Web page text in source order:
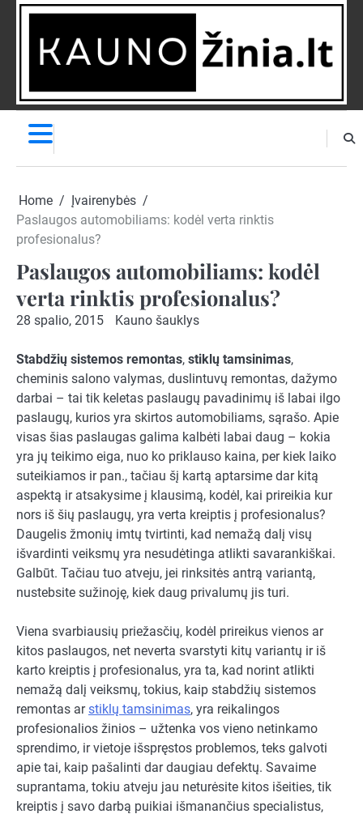
Skip
NAUJIENĄ
Home
Įvairenybės
Paslaugos automobiliams: kodėl verta rinktis
profesionalus?
Paslaugos automobiliams: kodėl
verta rinktis profesionalus?
28 spalio, 2015 Kauno šauklys
Stabdžių sistemos remontas, stiklų tamsinimas,
cheminis salono valymas, duslintuvų remontas, dažymo
darbai – tai tik keletas paslaugų pavadinimų iš labai ilgo
paslaugų, kurios yra skirtos automobiliams, sąrašo. Apie
visas šias paslaugas galima kalbėti labai daug – kokia
yra jų teikimo eiga, nuo ko priklauso kaina, per kiek laiko
suteikiamos ir pan., tačiau šį kartą aptarsime dar kitą
aspektą ir atsakysime į klausimą, kodėl, kai prireikia kur
nors iš šių paslaugų, yra verta kreiptis į profesionalus?
Daugelis žmonių imtų tvirtinti, kad nemažą dalį visų
išvardinti veiksmų yra nesudėtinga atlikti savarankiškai.
Galbūt. Tačiau tuo atveju, jei rinksitės antrą variantą,
nustebsite sužinoję, kiek daug privalumų jis turi.
Viena svarbiausių priežasčių, kodėl prireikus vienos ar
kitos paslaugos, net neverta svarstyti kitų variantų ir iš
karto kreiptis į profesionalus, yra ta, kad norint atlikti
nemažą dalį veiksmų, tokius, kaip stabdžių sistemos
remontas arstiklų tamsinimas, yra reikalingos
profesionalios žinios – užtenka vos vieno netinkamo
sprendimo, ir vietoje išspręstos problemos, teks galvoti
apie tai, kaip pašalinti dar daugiau defektų. Savaime
suprantama, tokiu atveju jau neturėsite kitos išeities, tik
kreiptis į savo darbą puikiai išmanančius specialistus,